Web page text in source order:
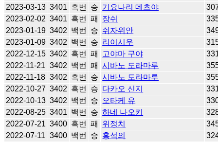
2023-03-13 3401 흑번 승 기요나리 데츠야
2023-02-02 3401 흑번 패 장쉬
2023-01-19 3402 백번 승 쉬자위안
2023-01-09 3402 백번 승 리이시우
2022-12-15 3402 흑번 패 고야마 구야
2022-11-21 3402 백번 패 시바노 도라마루
2022-11-18 3402 흑번 승 시바노 도라마루
2022-10-27 3402 흑번 승 다카오 신지
2022-10-13 3402 백번 승 오타케 유
2022-08-25 3401 백번 승 하네 나오키
2022-07-21 3400 흑번 패 위정치
2022-07-11 3400 백번 승 홍석의